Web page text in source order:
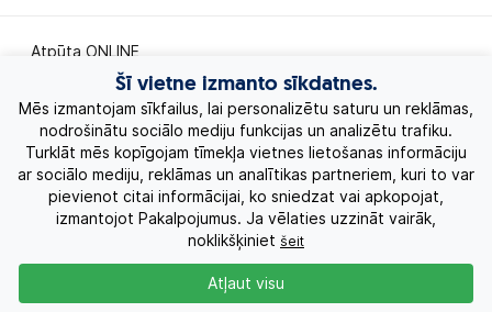
Atpūta ONLINE
Ekskursiju ceļojumi
Eksotiskie ceļojumi
Labākie piedāvājumi
Kruīzi
Šī vietne izmanto sīkdatnes.
Mēs izmantojam sīkfailus, lai personalizētu saturu un reklāmas,
nodrošinātu sociālo mediju funkcijas un analizētu trafiku.
Turklāt mēs kopīgojam tīmekļa vietnes lietošanas informāciju
ar sociālo mediju, reklāmas un analītikas partneriem, kuri to var
pievienot citai informācijai, ko sniedzat vai apkopojat,
izmantojot Pakalpojumus. Ja vēlaties uzzināt vairāk,
noklikšķiniet šeit
Atļaut visu